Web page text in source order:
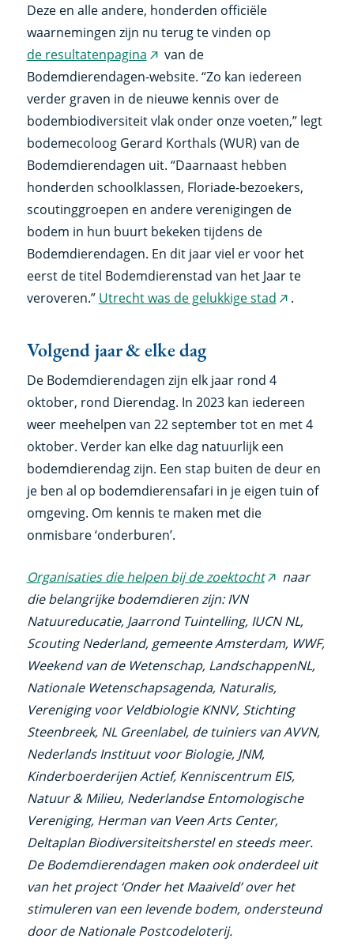
Deze en alle andere, honderden officiële
waarnemingen zijn nu terug te vinden op
de resultatenpagina (externe
link)
van de
Bodemdierendagen-website. “Zo kan iedereen
verder graven in de nieuwe kennis over de
bodembiodiversiteit vlak onder onze voeten,” legt
bodemecoloog Gerard Korthals (WUR) van de
Bodemdierendagen uit. “Daarnaast hebben
honderden schoolklassen, Floriade-bezoekers,
scoutinggroepen en andere verenigingen de
bodem in hun buurt bekeken tijdens de
Bodemdierendagen. En dit jaar viel er voor het
eerst de titel Bodemdierenstad van het Jaar te
veroveren.” Utrecht was de gelukkige stad (externe
.
Volgend jaar & elke dag
De Bodemdierendagen zijn elk jaar rond 4
oktober, rond Dierendag. In 2023 kan iedereen
weer meehelpen van 22 september tot en met 4
oktober. Verder kan elke dag natuurlijk een
bodemdierendag zijn. Een stap buiten de deur en
je ben al op bodemdierensafari in je eigen tuin of
omgeving. Om kennis te maken met die
onmisbare ‘onderburen’.
Organisaties die helpen bij de zoektocht (externe
naar
die belangrijke bodemdieren zijn: IVN
Natuureducatie, Jaarrond Tuintelling, IUCN NL,
Scouting Nederland, gemeente Amsterdam, WWF,
Weekend van de Wetenschap, LandschappenNL,
Nationale Wetenschapsagenda, Naturalis,
Vereniging voor Veldbiologie KNNV, Stichting
Steenbreek, NL Greenlabel, de tuiniers van AVVN,
Nederlands Instituut voor Biologie, JNM,
Kinderboerderijen Actief, Kenniscentrum EIS,
Natuur & Milieu, Nederlandse Entomologische
Vereniging, Herman van Veen Arts Center,
Deltaplan Biodiversiteitsherstel en steeds meer.
De Bodemdierendagen maken ook onderdeel uit
van het project ‘Onder het Maaiveld’ over het
stimuleren van een levende bodem, ondersteund
door de Nationale Postcodeloterij.